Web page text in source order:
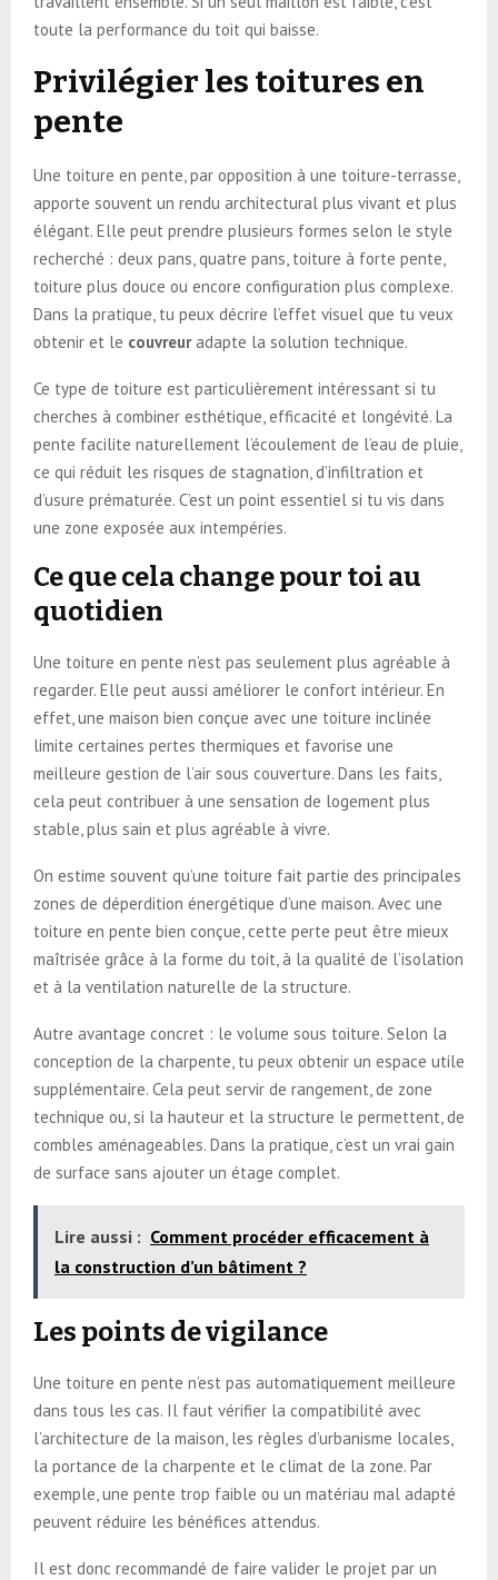
toute la performance du toit qui baisse.
Privilégier les toitures en
pente
Une toiture en pente, par opposition à une toiture-terrasse,
apporte souvent un rendu architectural plus vivant et plus
élégant. Elle peut prendre plusieurs formes selon le style
recherché : deux pans, quatre pans, toiture à forte pente,
toiture plus douce ou encore configuration plus complexe.
Dans la pratique, tu peux décrire l’effet visuel que tu veux
obtenir et le couvreuradapte la solution technique.
Ce type de toiture est particulièrement intéressant si tu
cherches à combiner esthétique, efficacité et longévité. La
pente facilite naturellement l’écoulement de l’eau de pluie,
ce qui réduit les risques de stagnation, d’infiltration et
d’usure prématurée. C’est un point essentiel si tu vis dans
une zone exposée aux intempéries.
Ce que cela change pour toi au
quotidien
Une toiture en pente n’est pas seulement plus agréable à
regarder. Elle peut aussi améliorer le confort intérieur. En
effet, une maison bien conçue avec une toiture inclinée
limite certaines pertes thermiques et favorise une
meilleure gestion de l’air sous couverture. Dans les faits,
cela peut contribuer à une sensation de logement plus
stable, plus sain et plus agréable à vivre.
On estime souvent qu’une toiture fait partie des principales
zones de déperdition énergétique d’une maison. Avec une
toiture en pente bien conçue, cette perte peut être mieux
maîtrisée grâce à la forme du toit, à la qualité de l’isolation
et à la ventilation naturelle de la structure.
Autre avantage concret : le volume sous toiture. Selon la
conception de la charpente, tu peux obtenir un espace utile
supplémentaire. Cela peut servir de rangement, de zone
technique ou, si la hauteur et la structure le permettent, de
combles aménageables. Dans la pratique, c’est un vrai gain
de surface sans ajouter un étage complet.
Lire aussi : Comment procéder efficacement à
la construction d’un bâtiment ?
Les points de vigilance
Une toiture en pente n’est pas automatiquement meilleure
dans tous les cas. Il faut vérifier la compatibilité avec
l’architecture de la maison, les règles d’urbanisme locales,
la portance de la charpente et le climat de la zone. Par
exemple, une pente trop faible ou un matériau mal adapté
peuvent réduire les bénéfices attendus.
Il est donc recommandé de faire valider le projet par un